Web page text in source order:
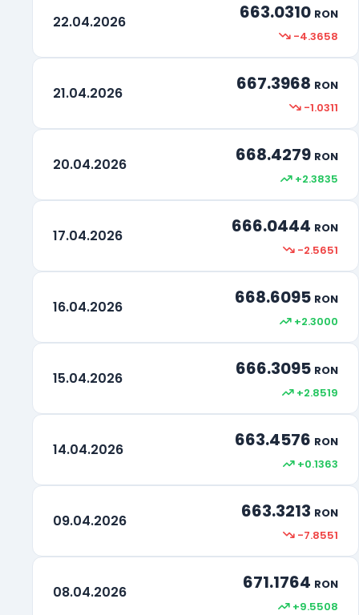
22.04.2026 663.0310 RON
-4.3658
21.04.2026 667.3968 RON
-1.0311
20.04.2026 668.4279 RON
+2.3835
17.04.2026 666.0444 RON
-2.5651
16.04.2026 668.6095 RON
+2.3000
15.04.2026 666.3095 RON
+2.8519
14.04.2026 663.4576 RON
+0.1363
09.04.2026 663.3213 RON
-7.8551
08.04.2026 671.1764 RON
+9.5508